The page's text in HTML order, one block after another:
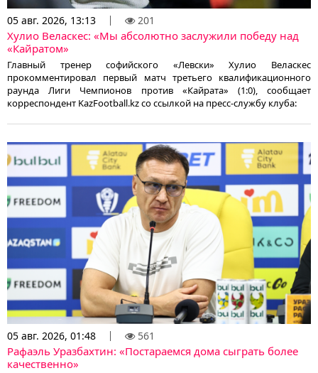
05 авг. 2026, 13:13 201
Хулио Веласкес: «Мы абсолютно заслужили победу над
«Кайратом»
Главный тренер софийского «Левски» Хулио Веласкес
прокомментировал первый матч третьего квалификационного
раунда Лиги Чемпионов против «Кайрата» (1:0), сообщает
корреспондент KazFootball.kz со ссылкой на пресс-службу клуба:
05 авг. 2026, 01:48 561
Рафаэль Уразбахтин: «Постараемся дома сыграть более
качественно»